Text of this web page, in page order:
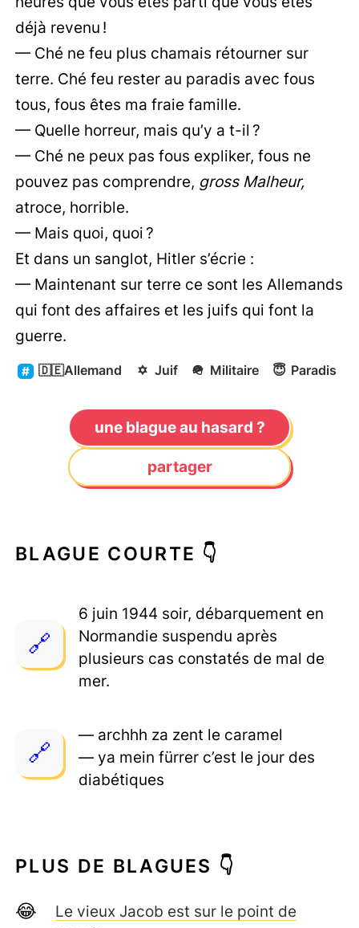
déjà revenu !
— Ché ne feu plus chamais rétourner sur
terre. Ché feu rester au paradis avec fous
tous, fous êtes ma fraie famille.
— Quelle horreur, mais qu’y a t-il ?
— Ché ne peux pas fous expliker, fous ne
pouvez pas comprendre, gross Malheur,
atroce, horrible.
— Mais quoi, quoi ?
Et dans un sanglot, Hitler s’écrie :
— Maintenant sur terre ce sont les Allemands
qui font des affaires et les juifs qui font la
guerre.
🇩🇪Allemand ✡️ Juif 🪖 Militaire 😇 Paradis
une blague au hasard ?
partager
BLAGUE COURTE 👇
6 juin 1944 soir, débarquement en
Normandie suspendu après
plusieurs cas constatés de mal de
mer.
— archhh za zent le caramel
— ya mein fürrer c’est le jour des
diabétiques
PLUS DE BLAGUES 👇
Le vieux Jacob est sur le point de